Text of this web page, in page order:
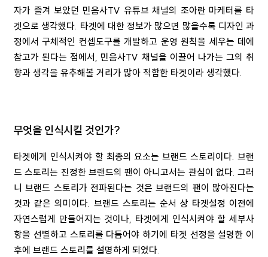
자가 즐겨 보았던 민음사TV 유튜브 채널의 조아란 마케터를 타
겟으로 생각했다. 타겟에 대한 정보가 많으면 많을수록 디자인 과
정에서 구체적인 컨셉도구를 개발하고 운영 원칙을 세우는 데에
참고가 된다는 점에서, 민음사TV 채널을 이끌어 나가는 그의 취
향과 생각을 유추해볼 거리가 많아 적합한 타겟이라 생각했다.
무엇을 인식시킬 것인가?
타겟에게 인식시켜야 할 최종의 요소는 브랜드 스토리이다. 브랜
드 스토리는 진정한 브랜드의 팬이 아니고서는 관심이 없다. 그러
니 브랜드 스토리가 전파된다는 것은 브랜드의 팬이 많아진다는
것과 같은 의미이다. 브랜드 스토리는 순서 상 타겟설정 이전에
자연스럽게 만들어지는 것이나, 타겟에게 인식시켜야 할 세부사
항을 선별하고 스토리를 다듬어야 하기에 타겟 선정을 설명한 이
후에 브랜드 스토리를 설명하게 되었다.